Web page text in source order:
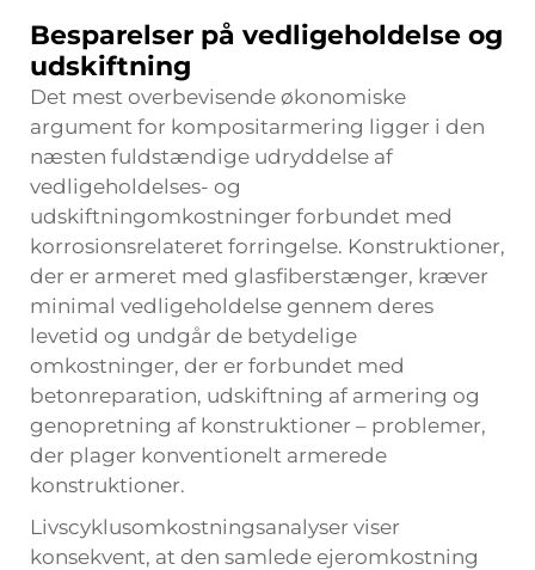
Besparelser på vedligeholdelse og
udskiftning
Det mest overbevisende økonomiske
argument for kompositarmering ligger i den
næsten fuldstændige udryddelse af
vedligeholdelses- og
udskiftningomkostninger forbundet med
korrosionsrelateret forringelse. Konstruktioner,
der er armeret med glasfiberstænger, kræver
minimal vedligeholdelse gennem deres
levetid og undgår de betydelige
omkostninger, der er forbundet med
betonreparation, udskiftning af armering og
genopretning af konstruktioner – problemer,
der plager konventionelt armerede
konstruktioner.
Livscyklusomkostningsanalyser viser
konsekvent, at den samlede ejeromkostning